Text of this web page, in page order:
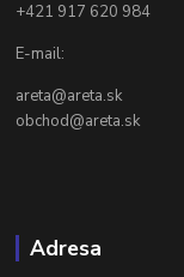
+421 917 620 984
E-mail:
areta@areta.sk
obchod@areta.sk
Adresa